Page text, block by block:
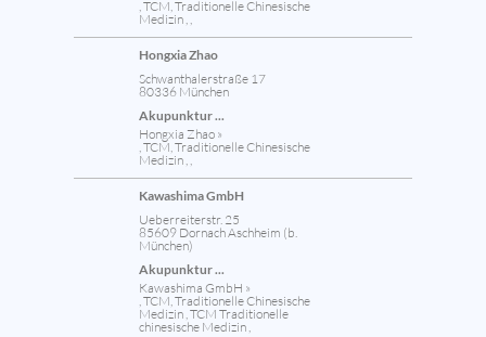
, TCM, Traditionelle Chinesische
Medizin , ,
Hongxia Zhao
Schwanthalerstraße 17
80336 München
Akupunktur ...
Hongxia Zhao »
, TCM, Traditionelle Chinesische
Medizin , ,
Kawashima GmbH
Ueberreiterstr. 25
85609 Dornach Aschheim (b.
München)
Akupunktur ...
Kawashima GmbH »
, TCM, Traditionelle Chinesische
Medizin , TCM Traditionelle
chinesische Medizin ,